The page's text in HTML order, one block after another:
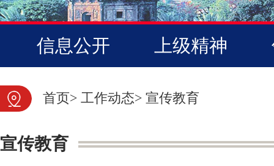
信息公开 上级精神
首页> 工作动态> 宣传教育
宣传教育